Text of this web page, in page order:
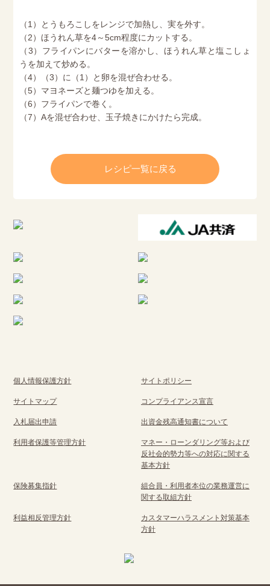
（1）とうもろこしをレンジで加熱し、実を外す。
（2）ほうれん草を4～5cm程度にカットする。
（3）フライパンにバターを溶かし、ほうれん草と塩こしょ
うを加えて炒める。
（4）（3）に（1）と卵を混ぜ合わせる。
（5）マヨネーズと麺つゆを加える。
（6）フライパンで巻く。
（7）Aを混ぜ合わせ、玉子焼きにかけたら完成。
レシピ一覧に戻る
個人情報保護方針 サイトポリシー
サイトマップ コンプライアンス宣言
入札届出申請 出資金残高通知書について
利用者保護等管理方針
マネー・ローンダリング等および
反社会的勢力等への対応に関する
基本方針
保険募集指針
組合員・利用者本位の業務運営に
関する取組方針
利益相反管理方針
カスタマーハラスメント対策基本
方針